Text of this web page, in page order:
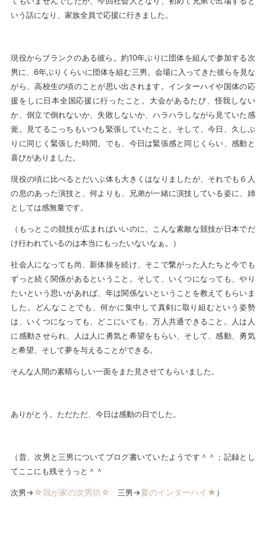
いう話になり、家族全員で応援に行きました。
現役からブランクのある彼ら。約10年ぶりに団体を組んで参加する次
男に、6年ぶりくらいに団体を組む三男。会場に入ってきた彼らを見な
がら、高校生の頃のことが思い出されます。インターハイや国体の応
援をしに日本全国応援に行ったこと。大会があるたび、怪我しない
か、倒立で倒れないか、失敗しないか、ハラハラしながら見ていた感
覚。見てるこっちもいつも緊張していたこと。そして、今日、久しぶ
りに同じく緊張した時間。でも、今日は緊張感と同じくらい、感動と
喜びがありました。
現役の頃に比べるとだいぶ体も大きくはなりましたが、それでも６人
の息のあった演技と、何よりも、兄弟が一緒に演技している姿に、姉
としては感無量です。
（もっとこの競技が広まればいいのに。こんな素敵な競技が日本でだ
け行われているのは本当にもったいないなぁ。）
社会人になっても尚、新体操を続け、そこで繋がった人たちと今でも
ずっと続く関係があるということ。そして、いくつになっても、やり
たいという思いがあれば、年は関係ないということを教えてもらいま
した。どんなことでも、何かに集中して真剣に取り組むという姿勢
は、いくつになっても、どこにいても、万人共通できること。人は人
に感動させられ、人は人に勇気と希望をもらい、そして、感動、勇気
と希望、そして夢を与えることができる。
そんな人間の素晴らしい一面をまた見させてもらいました。
ありがとう。ただただ、今日は感動の日でした。
（昔、次男と三男についてブログ書いていたようです＾＾；記録とし
てここにも残そうっと＾＾
次男→☆我が家の次男坊☆ 三男→夏のインターハイ★ ）